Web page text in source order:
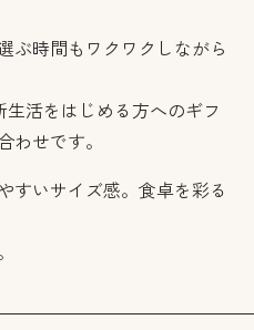
ぶ時間もワクワクしながら
活をはじめる方へのギフ
わせです。
すいサイズ感。食卓を彩る